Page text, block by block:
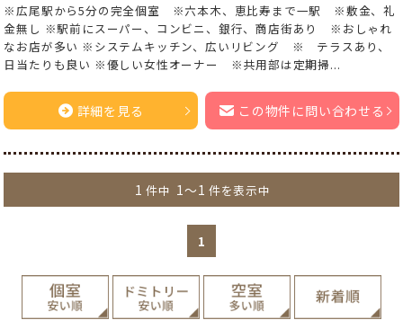
※広尾駅から5分の完全個室 ※六本木、恵比寿まで一駅 ※敷金、礼
金無し ※駅前にスーパー、コンビニ、銀行、商店街あり ※おしゃれ
なお店が多い ※システムキッチン、広いリビング ※ テラスあり、
日当たりも良い ※優しい女性オーナー ※共用部は定期掃...
詳細を見る この物件に問い合わせる
1 件中 1～1 件を表示中
1